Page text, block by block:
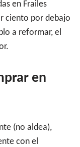
en Frailes
ciento por debajo
a reformar, el
en
(no aldea),
con el